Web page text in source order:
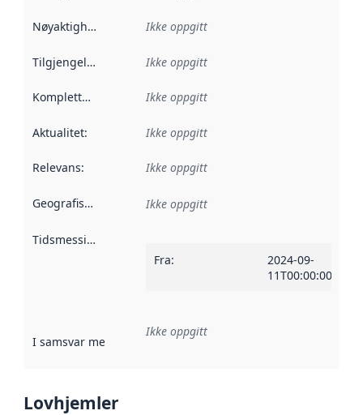
Nøyaktighet Ikke oppgitt
Tilgjengelighet Ikke oppgitt
Kompletthet Ikke oppgitt
Aktualitet: Ikke oppgitt
Relevans: Ikke oppgitt
Geografisk avgrensning :
Ikke oppgitt
Tidsmessig avgrensning
Fra:
2024-09-
11T00:00:00Z
I samsvar med Referanse til en implementasjonsregel
Ikke oppgitt
Lovhjemler